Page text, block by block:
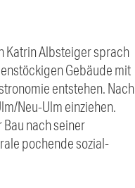
Katrin Albsteiger sprach
Gebäude mit
entstehen. Nach
Neu-Ulm einziehen.
nach seiner
pochende sozial-